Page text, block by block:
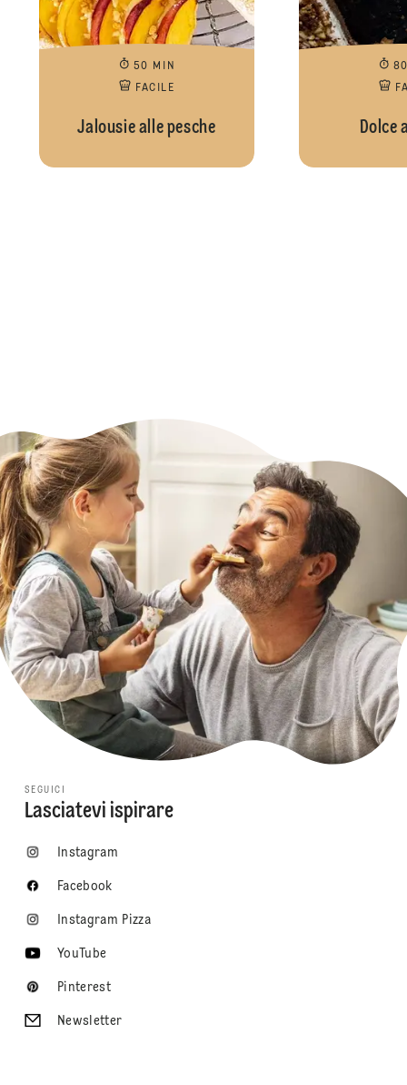
50 MIN
FACILE
Jalousie alle pesche Dolce
SEGUICI
Lasciatevi ispirare
Instagram
Facebook
Instagram Pizza
YouTube
Pinterest
Newsletter